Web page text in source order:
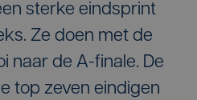
sterke eindsprint
Ze doen met de
naar de A-finale. De
top zeven eindigen